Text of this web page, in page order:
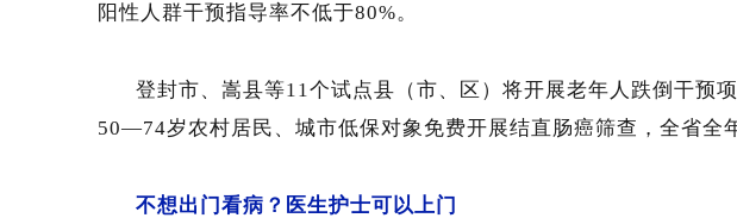
阳性人群干预指导率不低于80%。
登封市、嵩县等11个试点县（市、区）将开展老年人跌倒干预
50—74岁农村居民、城市低保对象免费开展结直肠癌筛查，全省全
不想出门看病？医生护士可以上门